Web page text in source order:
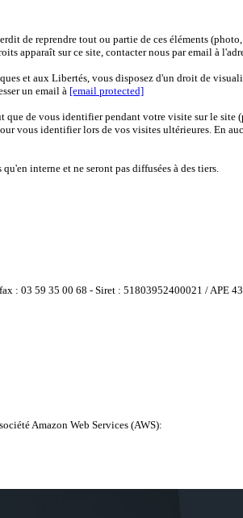
de reprendre tout ou partie de ces éléments (photo,
apparaît sur ce site, contacter nous par email à
et aux Libertés, vous disposez d'un droit de
un email à [email protected]
de vous identifier pendant votre visite sur le site
vous identifier lors de vos visites ultérieures. En
interne et ne seront pas diffusées à des tiers.
: 03 59 35 00 68 - Siret : 51803952400021 / APE
Amazon Web Services (AWS):